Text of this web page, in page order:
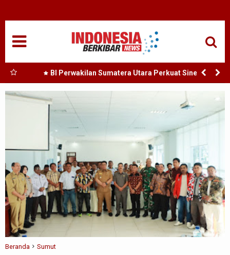
BI Perwakilan Sumatera Utara Perkuat Sinergi
dengan Media, Bahas Prospek Ekonomi dan Inflasi
Sumatera Utara
Beranda Sumut
NASIONAL
SUMUT
MEDAN
TANJUNGBALAI
EDUKASI
ADVETORIAL
REDAKSI